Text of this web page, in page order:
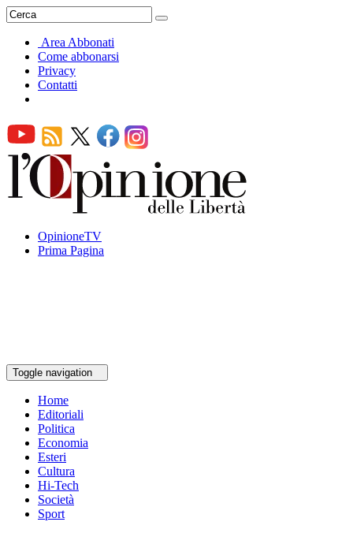
Area Abbonati
Come abbonarsi
Privacy
Contatti
OpinioneTV
Prima Pagina
Toggle navigation
Home
Editoriali
Politica
Economia
Esteri
Cultura
Hi-Tech
Società
Sport